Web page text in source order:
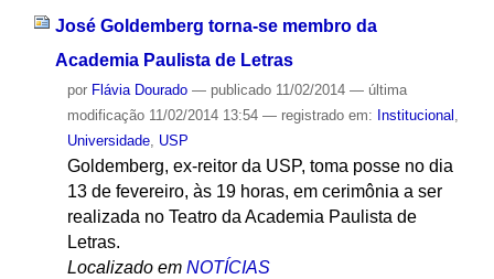
José Goldemberg torna-se membro da
Academia Paulista de Letras
por Flávia Dourado — publicado11/02/2014 — última
modificação11/02/2014 13:54 — registrado em: Institucional ,
Universidade, USP
Goldemberg, ex-reitor da USP, toma posse no dia
13 de fevereiro, às 19 horas, em cerimônia a ser
realizada no Teatro da Academia Paulista de
Letras.
Localizado em NOTÍCIAS